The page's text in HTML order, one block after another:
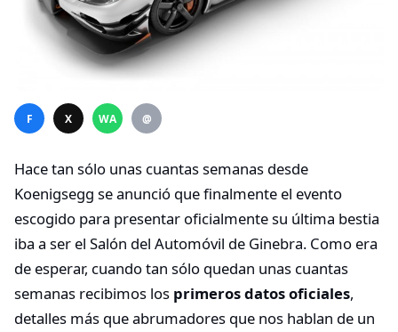
F X WA @
Hace tan sólo unas cuantas semanas desde
Koenigsegg se anunció que finalmente el evento
escogido para presentar oficialmente su última bestia
iba a ser el Salón del Automóvil de Ginebra. Como era
de esperar, cuando tan sólo quedan unas cuantas
semanas recibimos los primeros datos oficiales,
detalles más que abrumadores que nos hablan de un